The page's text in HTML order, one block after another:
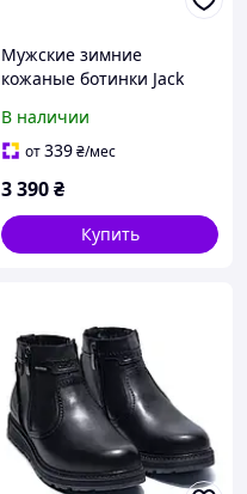
Мужские зимние
кожаные ботинки Jack
мехом
В наличии
от339₴/мес
3 390₴
Купить